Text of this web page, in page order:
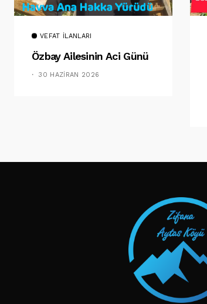
VEFAT İLANLARI
Özbay Ailesinin Aci Günü
30 HAZIRAN 2026
TAKIP ET